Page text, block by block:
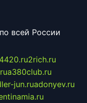
всей России
2rich.ru
a380club.ru
jun.ruadonyev.ru